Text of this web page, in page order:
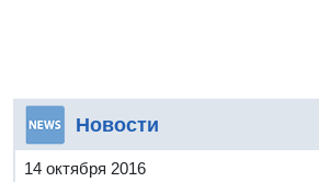
Новости
14 октября 2016